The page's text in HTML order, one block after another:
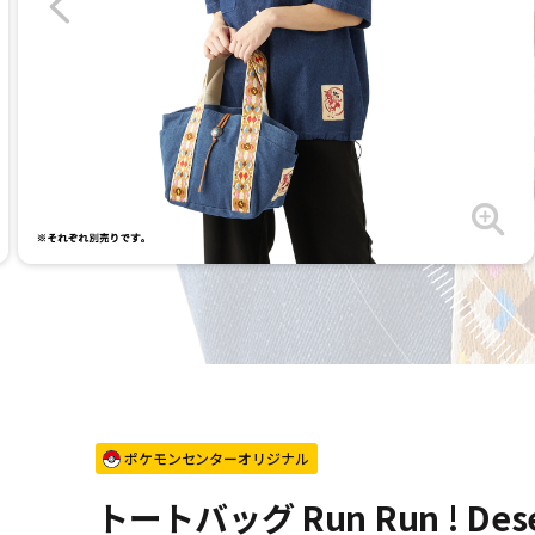
ポケモンセンターオリジナル
トートバッグ Run Run !